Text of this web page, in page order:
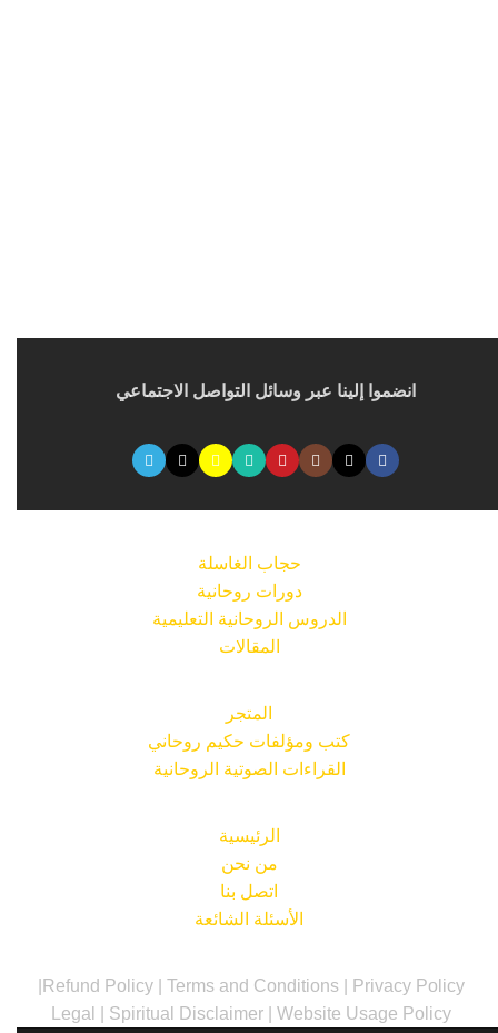
انضموا إلينا عبر وسائل التواصل الاجتماعي
حجاب الغاسلة
دورات روحانية
الدروس الروحانية التعليمية
المقالات
المتجر
كتب ومؤلفات حكيم روحاني
القراءات الصوتية الروحانية
الرئيسية
من نحن
اتصل بنا
الأسئلة الشائعة
Privacy Policy
Terms and Conditions
Refund Policy
Website Usage Policy
Spiritual Disclaimer
Legal